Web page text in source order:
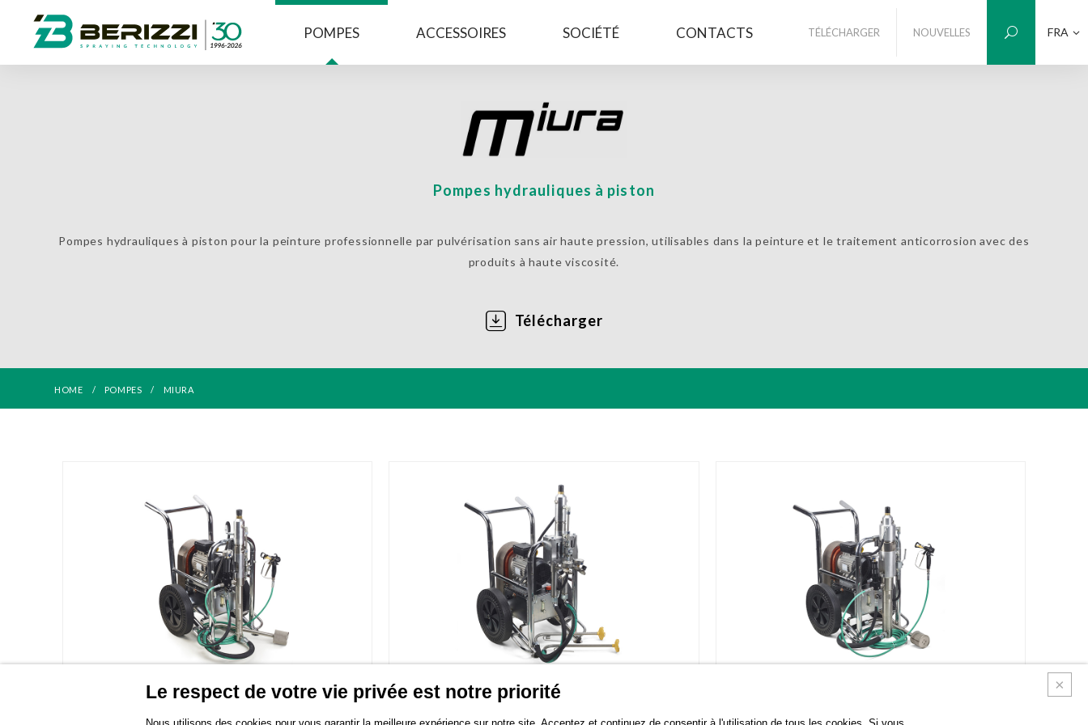
POMPES ACCESSOIRES SOCIÉTÉ CONTACTS TÉLÉCHARGER NOUVELLES FRA
MIURA
Pompes hydrauliques à piston
Pompes hydrauliques à piston pour la peinture professionnelle par pulvérisation sans air haute pression, utilisables dans la peinture et le traitement anticorrosion avec des
produits à haute viscosité.
Télécharger
HOME POMPES MIURA
Le respect de votre vie privée est notre priorité